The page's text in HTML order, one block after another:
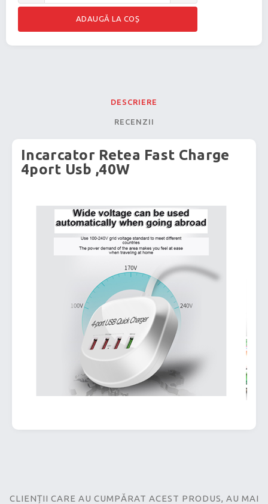
DESCRIERE
RECENZII
Incarcator Retea Fast Charge
4port Usb ,40W
CLIENȚII CARE AU CUMPĂRAT ACEST PRODUS, AU MAI